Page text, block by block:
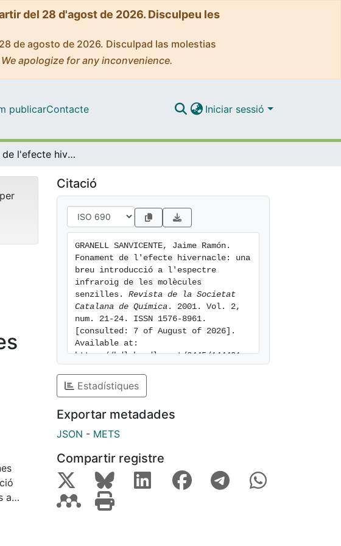
del 28 d'agost de 2026. Disculpeu les
de agosto de 2026. Disculpad las molestias
apologize for any inconvenience.
publicarContacte Iniciar sessió
Fonament de l'efecte hivernacle: una breu introducció a l'espectre infraroig de les molècules senzilles
a
i
dos
Citació
GRANELL SANVICENTE, Jaime Ramón.
Fonament de l'efecte hivernacle: una
breu introducció a l'espectre
infraroig de les molècules
senzilles. Revista de la Societat
Catalana de Química . 2001. Vol. 2,
num. 21-24. ISSN 1576-8961.
[consulted: 7 of August of 2026].
Available at:
https://hdl.handle.net/2445/144401
Estadístiques
Exportar metadades
JSON - METS
Compartir registre